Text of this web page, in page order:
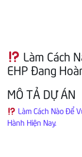
Làm Cách
EHP Đang
MÔ TẢ DỰ ÁN
Làm Cách Nào Để
Hành Hiện Nay.